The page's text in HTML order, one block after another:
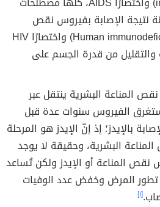
نتيجة الإصابة بفيروس نقص
المناعة البشرية (Human immunodeficiency virus) واختصارًا HIV
والتقليل من قدرة الجسم على
المناعة البشرية ينتقل عبر
الفيروس سنوات عدة قبل
بالإيدز؛ إذ إنّ الإيدز هو المرحلة
البشرية، وحقيقة لا يوجد
المناعة أو الإيدز ولكن تُساعد
المرض وخفض عدد الوفيات
[١]